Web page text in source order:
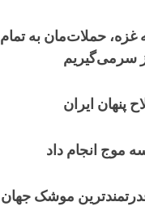
حملات‌مان به تمام
سرمی‌گیریم
پنهان ایران
موج انجام داد
موشک جهان